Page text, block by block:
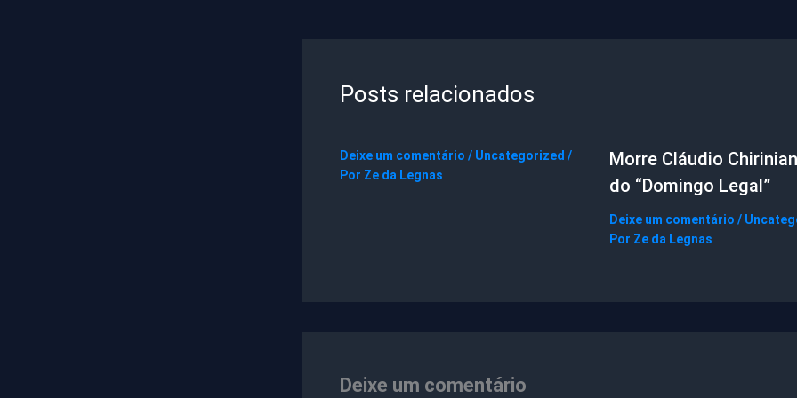
Posts relacionados
Deixe um comentário / Uncategorized /
Por Ze da Legnas
Morre Cláudio
do “Domingo Legal”
Deixe um comentário /
Por Ze da Legnas
Deixe um comentário